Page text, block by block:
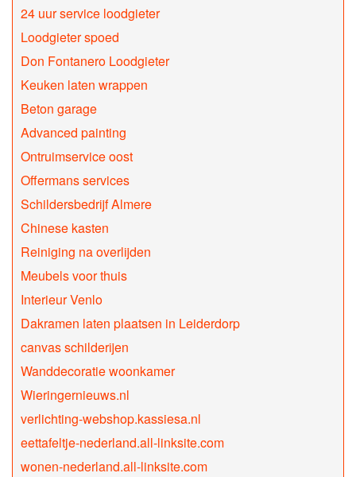
24 uur service loodgieter
Loodgieter spoed
Don Fontanero Loodgieter
Keuken laten wrappen
Beton garage
Advanced painting
Ontruimservice oost
Offermans services
Schildersbedrijf Almere
Chinese kasten
Reiniging na overlijden
Meubels voor thuis
Interieur Venlo
Dakramen laten plaatsen in Leiderdorp
canvas schilderijen
Wanddecoratie woonkamer
Wieringernieuws.nl
verlichting-webshop.kassiesa.nl
eettafeltje-nederland.all-linksite.com
wonen-nederland.all-linksite.com